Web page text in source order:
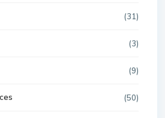
(31)
(3)
(9)
(50)